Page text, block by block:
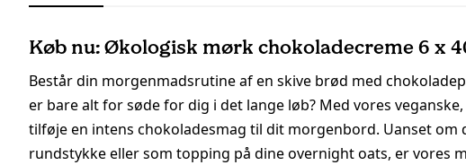
Køb nu: Økologisk mørk chokoladecreme 6 x
Består din morgenmadsrutine af en skive brød med
er bare alt for søde for dig i det lange løb? Med vores
tilføje en intens chokoladesmag til dit morgenbord. Uanset
rundstykke eller som topping på dine overnight oats, er vores